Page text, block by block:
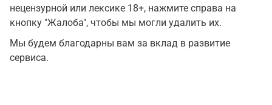
нецензурной или лексике 18+, нажмите справа на
кнопку "Жалоба", чтобы мы могли удалить их.
Мы будем благодарны вам за вклад в развитие
сервиса.